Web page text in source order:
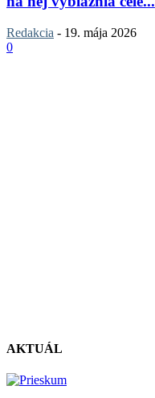
Redakcia - 19. mája 2026
0
AKTUÁL